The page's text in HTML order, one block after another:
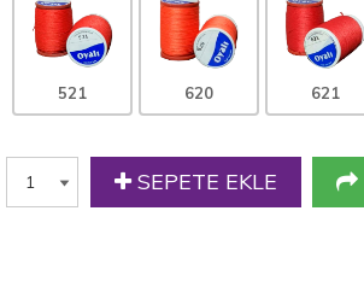
521 620 621
SEPETE EKLE